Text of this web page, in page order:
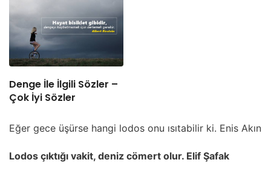
Denge İle İlgili Sözler –
Çok İyi Sözler
Eğer gece üşürse hangi lodos onu ısıtabilir ki. Enis Akın
Lodos çıktığı vakit, deniz cömert olur. Elif Şafak